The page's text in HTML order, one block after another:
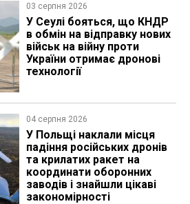
03 серпня 2026
У Сеулі бояться, що КНДР
в обмін на відправку нових
військ на війну проти
України отримає дронові
технології
04 серпня 2026
У Польщі наклали місця
падіння російських дронів
та крилатих ракет на
координати оборонних
заводів і знайшли цікаві
закономірності